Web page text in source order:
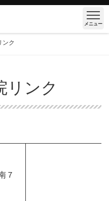
メニュー
ンク
リンク
７